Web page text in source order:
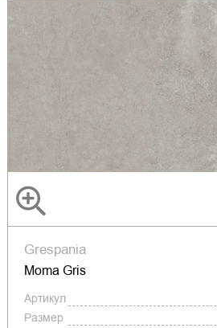
Grespania
Moma Gris
Артикул
Размер